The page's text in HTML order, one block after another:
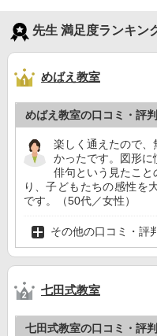
先生 満足度ランキン
めばえ教室
めばえ教室の口コミ・評判
楽しく通えたので、
かったです。図形
俳句という見たこと
り、子どもたちの感性を
です。（50代／女性）
その他の口コミ・評
七田式教室
七田式教室の口コミ・評判